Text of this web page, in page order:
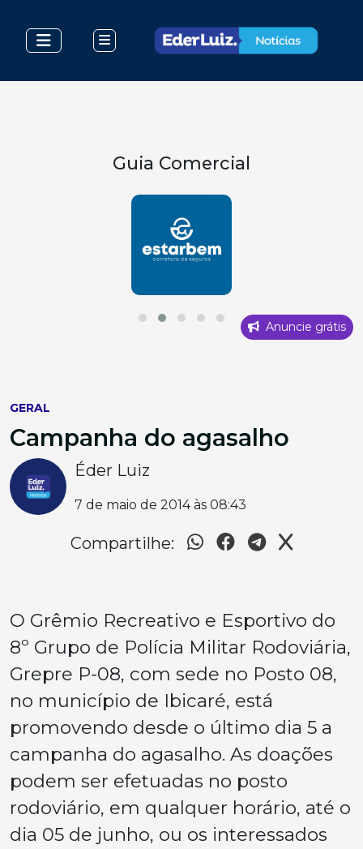
Guia Comercial
Anuncie grátis
GERAL
Campanha do agasalho
Éder Luiz
7 de maio de 2014 às 08:43
Compartilhe:
O Grêmio Recreativo e Esportivo do
8º Grupo de Polícia Militar Rodoviária,
Grepre P-08, com sede no Posto 08,
no município de Ibicaré, está
promovendo desde o último dia 5 a
campanha do agasalho. As doações
podem ser efetuadas no posto
rodoviário, em qualquer horário, até o
dia 05 de junho, ou os interessados